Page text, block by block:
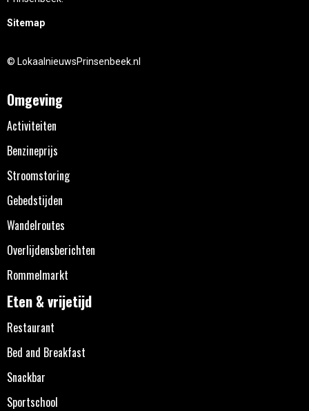
Sitemap
© LokaalnieuwsPrinsenbeek.nl
Omgeving
Activiteiten
Benzineprijs
Stroomstoring
Gebedstijden
Wandelroutes
Overlijdensberichten
Rommelmarkt
Eten & vrijetijd
Restaurant
Bed and Breakfast
Snackbar
Sportschool